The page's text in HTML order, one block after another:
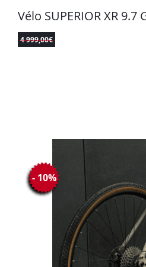
Vélo SUPERIOR XR
4 999,00€
- 10%